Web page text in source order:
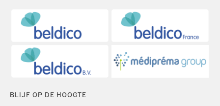
BLIJF OP DE HOOGTE